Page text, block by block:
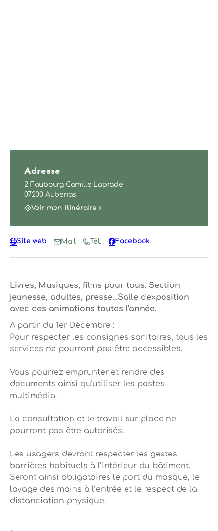
Livres, Musiques, films pour tous. Section
jeunesse, adultes, presse…Salle d'exposition
avec des animations toutes l'année.
A partir du 1er Décembre :
Pour respecter les consignes sanitaires, tous les
services ne pourront pas être accessibles.
Vous pourrez emprunter et rendre des
documents ainsi qu’utiliser les postes
multimédia.
La consultation et le travail sur place ne
pourront pas être autorisés.
Les usagers devront respecter les gestes
barrières habituels à l’intérieur du bâtiment.
Seront ainsi obligatoires le port du masque, le
lavage des mains à l’entrée et le respect de la
distanciation physique.
Adresse
2 Faubourg Camille Laprade
07200 Aubenas
Voir mon itinéraire
Site web Mail Tél. Facebook